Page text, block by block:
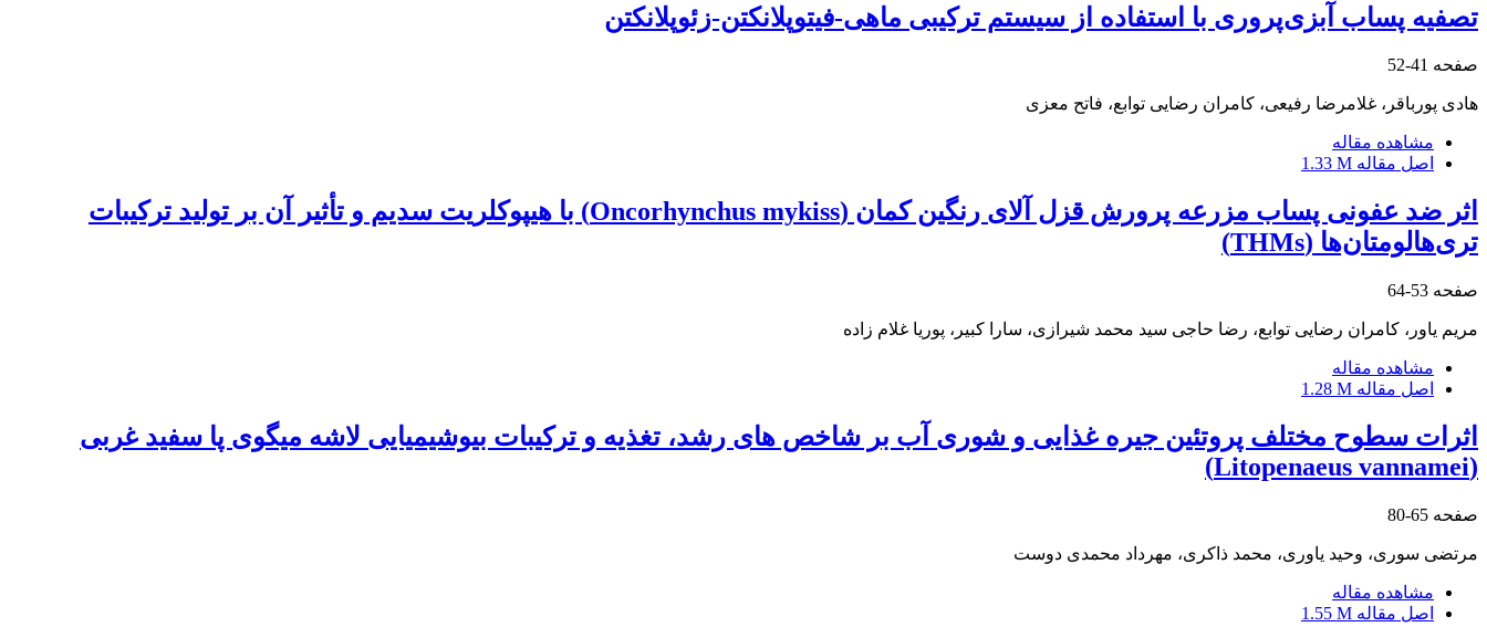
تصفیه پساب آبزی‌پروری با استفاده از سیستم ترکیبی ماهی-فیتوپلانکتن-زئوپلانکتن
صفحه 41-52
هادی پورباقر، غلامرضا رفیعی، کامران رضایی توابع، فاتح معزی
مشاهده مقاله
اصل مقاله 1.33 M
اثر ضد عفونی پساب مزرعه پرورش قزل آلای رنگین کمان (Oncorhynchus mykiss) با هیپوکلریت سدیم و تأثیر آن بر تولید ترکیبات
تری‌هالومتان‌ها (THMs)
صفحه 53-64
مریم یاور، کامران رضایی توابع، رضا حاجی سید محمد شیرازی، سارا کبیر، پوریا غلام زاده
مشاهده مقاله
اصل مقاله 1.28 M
اثرات سطوح مختلف پروتئین جیره غذایی و شوری آب بر شاخص های رشد، تغذیه و ترکیبات بیوشیمیایی لاشه میگوی پا سفید غربی
(Litopenaeus vannamei)
صفحه 65-80
مرتضی سوری، وحید یاوری، محمد ذاکری، مهرداد محمدی دوست
مشاهده مقاله
اصل مقاله 1.55 M